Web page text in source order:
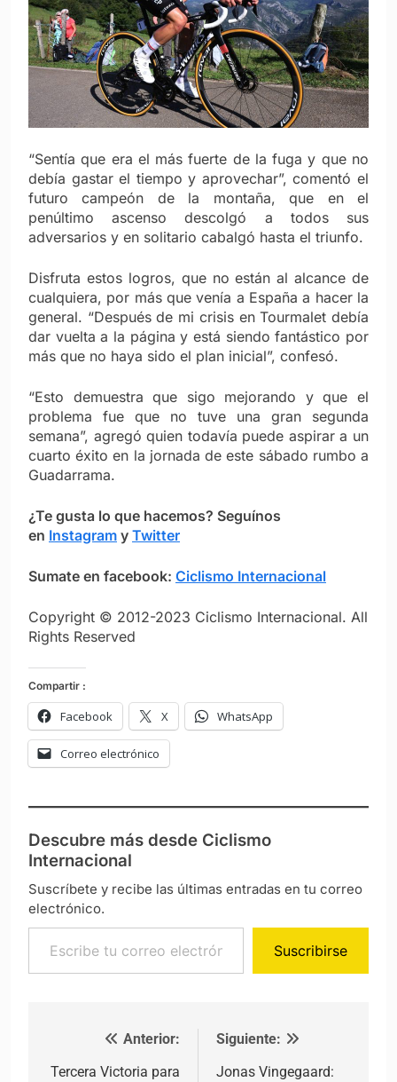
“Sentía que era el más fuerte de la fuga y que no
debía gastar el tiempo y aprovechar”, comentó el
futuro campeón de la montaña, que en el
penúltimo ascenso descolgó a todos sus
adversarios y en solitario cabalgó hasta el triunfo.
Disfruta estos logros, que no están al alcance de
cualquiera, por más que venía a España a hacer la
general. “Después de mi crisis en Tourmalet debía
dar vuelta a la página y está siendo fantástico por
más que no haya sido el plan inicial”, confesó.
“Esto demuestra que sigo mejorando y que el
problema fue que no tuve una gran segunda
semana”, agregó quien todavía puede aspirar a un
cuarto éxito en la jornada de este sábado rumbo a
Guadarrama.
¿Te gusta lo que hacemos? Seguínos
en Instagram y Twitter
Sumate en facebook: Ciclismo Internacional
Copyright © 2012-2023 Ciclismo Internacional. All
Rights Reserved
Compartir :
Facebook X WhatsApp
Correo electrónico
Descubre más desde Ciclismo
Internacional
Suscríbete y recibe las últimas entradas en tu correo
electrónico.
Escribe tu correo electrónico…
Suscribirse
Navegación de entradas
Anterior:
Tercera Victoria para
Siguiente:
Jonas Vingegaard: